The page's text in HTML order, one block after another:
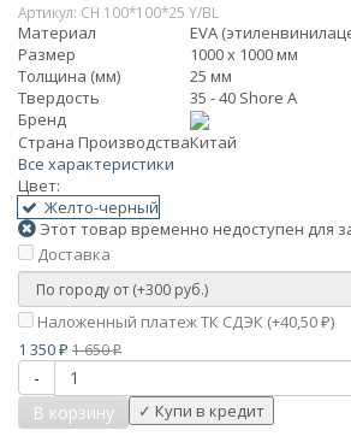
Артикул: CH 100*100*25 Y/BL
Материал
EVA
Размер
1000 х 1000 мм
Толщина (мм)
25 мм
Твердость
35 - 40 Shore A
Бренд
Страна ПроизводстваКитай
Все характеристики
Цвет:
Желто-черный
Этот товар временно недоступен для
Доставка
Наложенный платеж ТК СДЭК (+40,50 ₽)
1 350 ₽ 1 650₽
-
В корзину